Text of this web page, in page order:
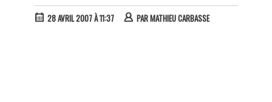
28 AVRIL 2007 À 11:37 PARMATHIEU CARBASSE